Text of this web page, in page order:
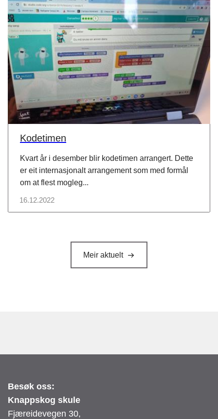
16.12.2022
Kodetimen
Kvart år i desember blir kodetimen arrangert. Dette
er eit internasjonalt arrangement som med formål
om at flest mogleg...
Meir aktuelt
Besøk oss:
Knappskog skule
Fjæreidevegen 30,